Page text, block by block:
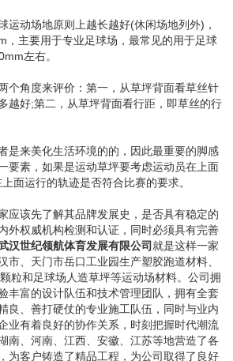
运动场地原则上越长越好(休闲场地列外)，
，主要用于专业足球场，最常见的用于足球
左右。
个角度来评价：第一，从草坪背面看草丝针
越好;第二，从草坪背面看行距，即草丝的行
是来美化生活环境的的，因此最重要的脚感
要素，如果是运动草坪要考虑运动员在上面
面运行的轨迹是否符合比赛的要求。
应该先了解其品牌发展史，是否具有稳定的
外权威机构检测和认证，同时必须具有完善
汉世纪领航体育发展有限公司就是这样一家
市、天门市岳口工业园生产塑胶跑道材料、
粒和足球场人造草坪等运动场材料。公司拥
丰富的设计队伍和技术管理团队，拥有全套
良、善打硬仗的专业施工队伍，同时与业内
业有着良好的协作关系，时刻把握时代潮流
南、河南、江西、安徽、江苏等地营造了各
为客户铸造了精品工程，为公司取得了良好